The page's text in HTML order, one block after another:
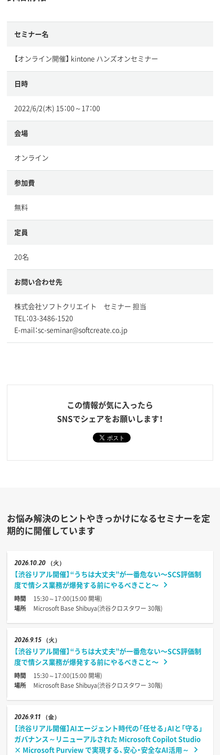
セミナー名
【オンライン開催】 kintone ハンズオンセミナー
日時
2022/6/2(木) 15：00～17：00
会場
オンライン
参加費
無料
定員
20名
お問い合わせ先
株式会社ソフトクリエイト セミナー 担当
TEL：03-3486-1520
E-mail：sc-seminar@softcreate.co.jp
この情報が気に入ったら
SNSでシェアをお願いします！
お悩み解決のヒントやきっかけになるセミナーを定
期的に開催しています
202610.20 （火）
【渋谷リアル開催】“うちは大丈夫”が一番危ない〜SCS評価制
度で情シス業務が爆発する前にやるべきこと〜
時間
15:30～17:00(15:00 開場)
場所
Microsoft Base Shibuya(渋谷クロスタワー 30階)
20269.15 （火）
【渋谷リアル開催】“うちは大丈夫”が一番危ない〜SCS評価制
度で情シス業務が爆発する前にやるべきこと〜
時間
15:30～17:00(15:00 開場)
場所
Microsoft Base Shibuya(渋谷クロスタワー 30階)
20269.11 （金）
【渋谷リアル開催】AIエージェント時代の「任せる」AIと「守る」
ガバナンス～リニューアルされた Microsoft Copilot Studio
× Microsoft Purview で実現する、安心・安全なAI活用～